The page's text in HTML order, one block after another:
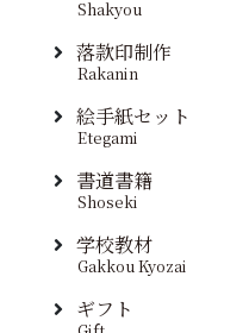
Shakyou
落款印制作
Rakanin
絵手紙セット
Etegami
書道書籍
Shoseki
学校教材
Gakkou Kyozai
ギフト